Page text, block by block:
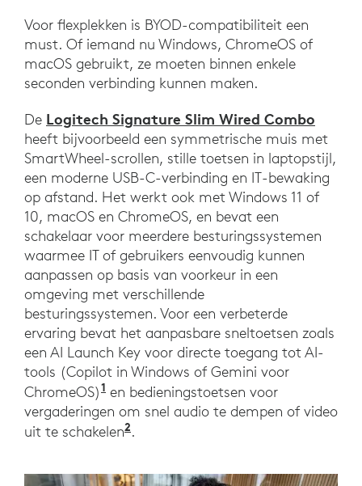
Voor flexplekken is BYOD-compatibiliteit een
must. Of iemand nu Windows, ChromeOS of
macOS gebruikt, ze moeten binnen enkele
seconden verbinding kunnen maken.
De Logitech Signature Slim Wired Combo
heeft bijvoorbeeld een symmetrische muis met
SmartWheel-scrollen, stille toetsen in laptopstijl,
een moderne USB-C-verbinding en IT-bewaking
op afstand. Het werkt ook met Windows 11 of
10, macOS en ChromeOS, en bevat een
schakelaar voor meerdere besturingssystemen
waarmee IT of gebruikers eenvoudig kunnen
aanpassen op basis van voorkeur in een
omgeving met verschillende
besturingssystemen. Voor een verbeterde
ervaring bevat het aanpasbare sneltoetsen zoals
een AI Launch Key voor directe toegang tot AI-
tools (Copilot in Windows of Gemini voor
ChromeOS)1 en bedieningstoetsen voor
vergaderingen om snel audio te dempen of video
uit te schakelen2.